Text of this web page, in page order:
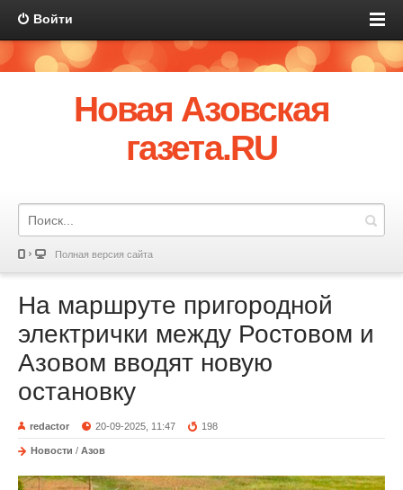
Войти
Новая Азовская
газета.RU
Полная версия сайта
На маршруте пригородной
электрички между Ростовом и
Азовом вводят новую
остановку
redactor 20-09-2025, 11:47 198
Новости / Азов